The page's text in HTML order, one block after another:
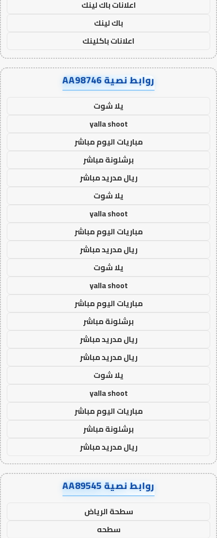
اعلانات باك لينك
باك لينك
اعلانات باكلينك
روابط نصية AA98746
يلا شوت
yalla shoot
مباريات اليوم مباشر
برشلونة مباشر
ريال مدريد مباشر
يلا شوت
yalla shoot
مباريات اليوم مباشر
ريال مدريد مباشر
يلا شوت
yalla shoot
مباريات اليوم مباشر
برشلونة مباشر
ريال مدريد مباشر
ريال مدريد مباشر
يلا شوت
yalla shoot
مباريات اليوم مباشر
برشلونة مباشر
ريال مدريد مباشر
روابط نصية AA89545
سطحة الرياض
سطحه